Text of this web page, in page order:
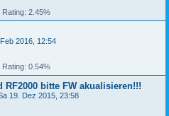
Rating: 2.45%
2016, 12:54
Rating: 0.54%
RF2000 bitte FW akualisieren!!!
19. Dez 2015, 23:58